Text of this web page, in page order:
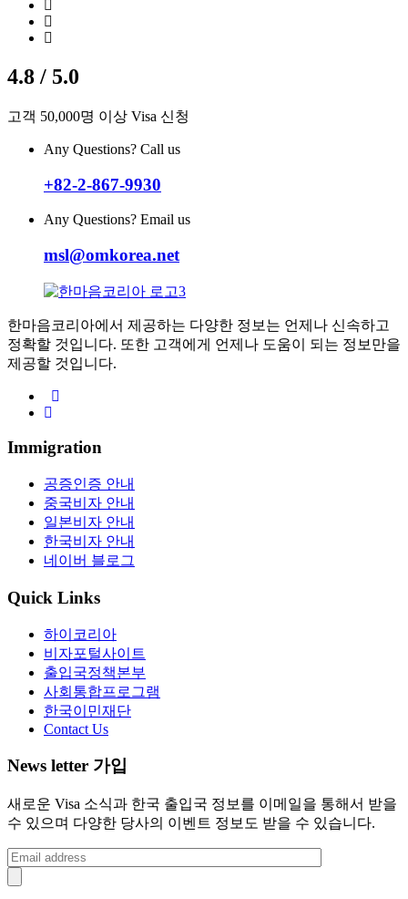
4.8 / 5.0
고객 50,000명 이상 Visa 신청
Any Questions? Call us
+82-2-867-9930
Any Questions? Email us
msl@omkorea.net
한마음코리아에서 제공하는 다양한 정보는 언제나 신속하고
정확할 것입니다. 또한 고객에게 언제나 도움이 되는 정보만을
제공할 것입니다.
Immigration
공증인증 안내
중국비자 안내
일본비자 안내
한국비자 안내
네이버 블로그
Quick Links
하이코리아
비자포털사이트
출입국정책본부
사회통합프로그램
한국이민재단
Contact Us
News letter 가입
새로운 Visa 소식과 한국 출입국 정보를 이메일을 통해서 받을
수 있으며 다양한 당사의 이벤트 정보도 받을 수 있습니다.